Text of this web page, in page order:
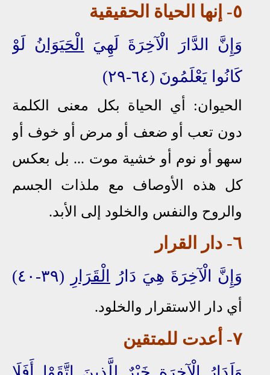
٥- إنها الحياة الحقيقية
وَإِنَّ الدَّارَ الْآخِرَةَ لَهِيَ الْحَيَوَانُ لَوْ
كَانُوا يَعْلَمُونَ (٦٤-٢٩)
الحيوان: أي الحياة بكل معنى الكلمة
دون تعب أو ضعف أو مرض أو خوف أو
سهو أو نوم أو خشية موت ... بل بعكس
كل هذه الأوصاف مع ملذات الجسم
والروح والنفس والخلود إلى الأبد.
٦- دار القرار
وَإِنَّ الْآخِرَةَ هِيَ دَارُ الْقَرَارِ (٣٩-٤٠)
أي دار الاستقرار والخلود.
٧- أعدت للمتقين